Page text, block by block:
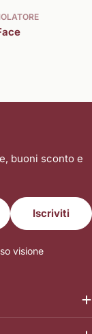
buoni sconto e
Iscriviti
visione